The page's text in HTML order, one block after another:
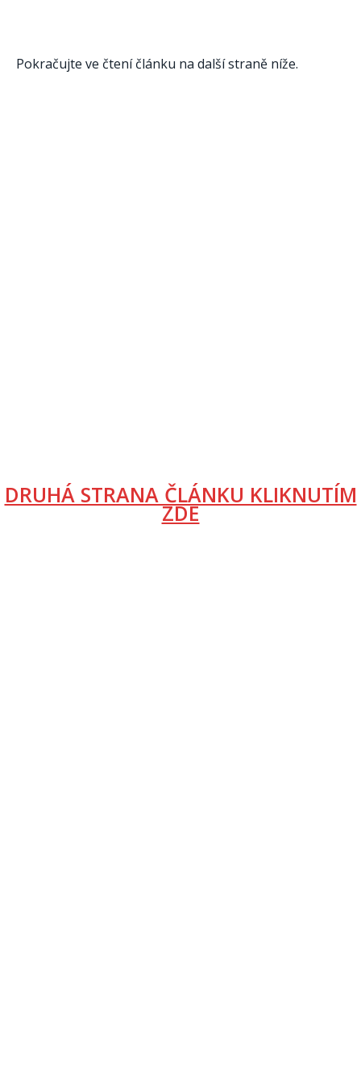
Pokračujte ve čtení článku na další straně níže.
DRUHÁ STRANA ČLÁNKU KLIKNUTÍM
ZDE